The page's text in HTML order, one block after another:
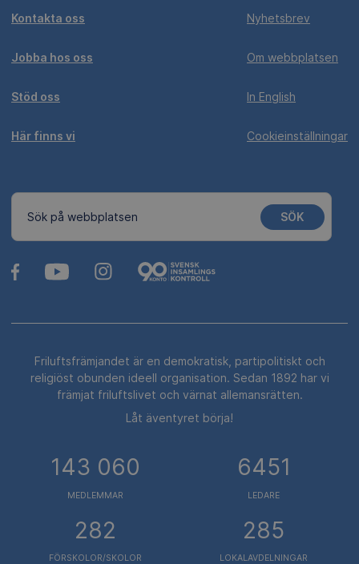
Kontakta oss
Jobba hos oss
Stöd oss
Här finns vi
Nyhetsbrev
Om webbplatsen
In English
Cookieinställningar
Sök på webbplatsen SÖK
Friluftsfrämjandet är en demokratisk, partipolitiskt och
religiöst obunden ideell organisation. Sedan 1892 har vi
främjat friluftslivet och värnat allemansrätten.
Låt äventyret börja!
143 060
MEDLEMMAR
6451
LEDARE
282
FÖRSKOLOR/SKOLOR
285
LOKALAVDELNINGAR